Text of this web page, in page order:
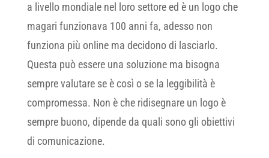
a livello mondiale nel loro settore ed è un logo che
magari funzionava 100 anni fa, adesso non
funziona più online ma decidono di lasciarlo.
Questa può essere una soluzione ma bisogna
sempre valutare se è così o se la leggibilità è
compromessa. Non è che ridisegnare un logo è
sempre buono, dipende da quali sono gli obiettivi
di comunicazione.